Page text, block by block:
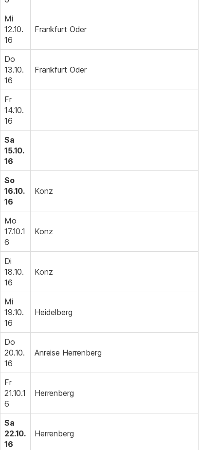
Mi
12.10.
16
Frankfurt Oder
Do
13.10.
16
Frankfurt Oder
Fr
14.10.
16
Sa
15.10.
16
So
16.10.
16
Konz
Mo
17.10.1
6
Konz
Di
18.10.
16
Konz
Mi
19.10.
16
Heidelberg
Do
20.10.
16
Anreise Herrenberg
Fr
21.10.1
6
Herrenberg
Sa
22.10.
16
Herrenberg